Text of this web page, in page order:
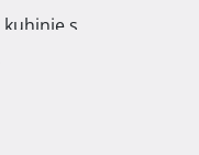
s
kupaonice te